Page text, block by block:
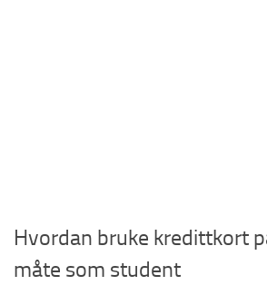
Hvordan bruke kredittkort
måte som student